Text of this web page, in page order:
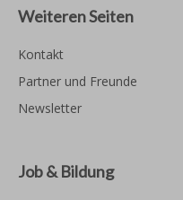
Weiteren Seiten
Kontakt
Partner und Freunde
Newsletter
Job & Bildung